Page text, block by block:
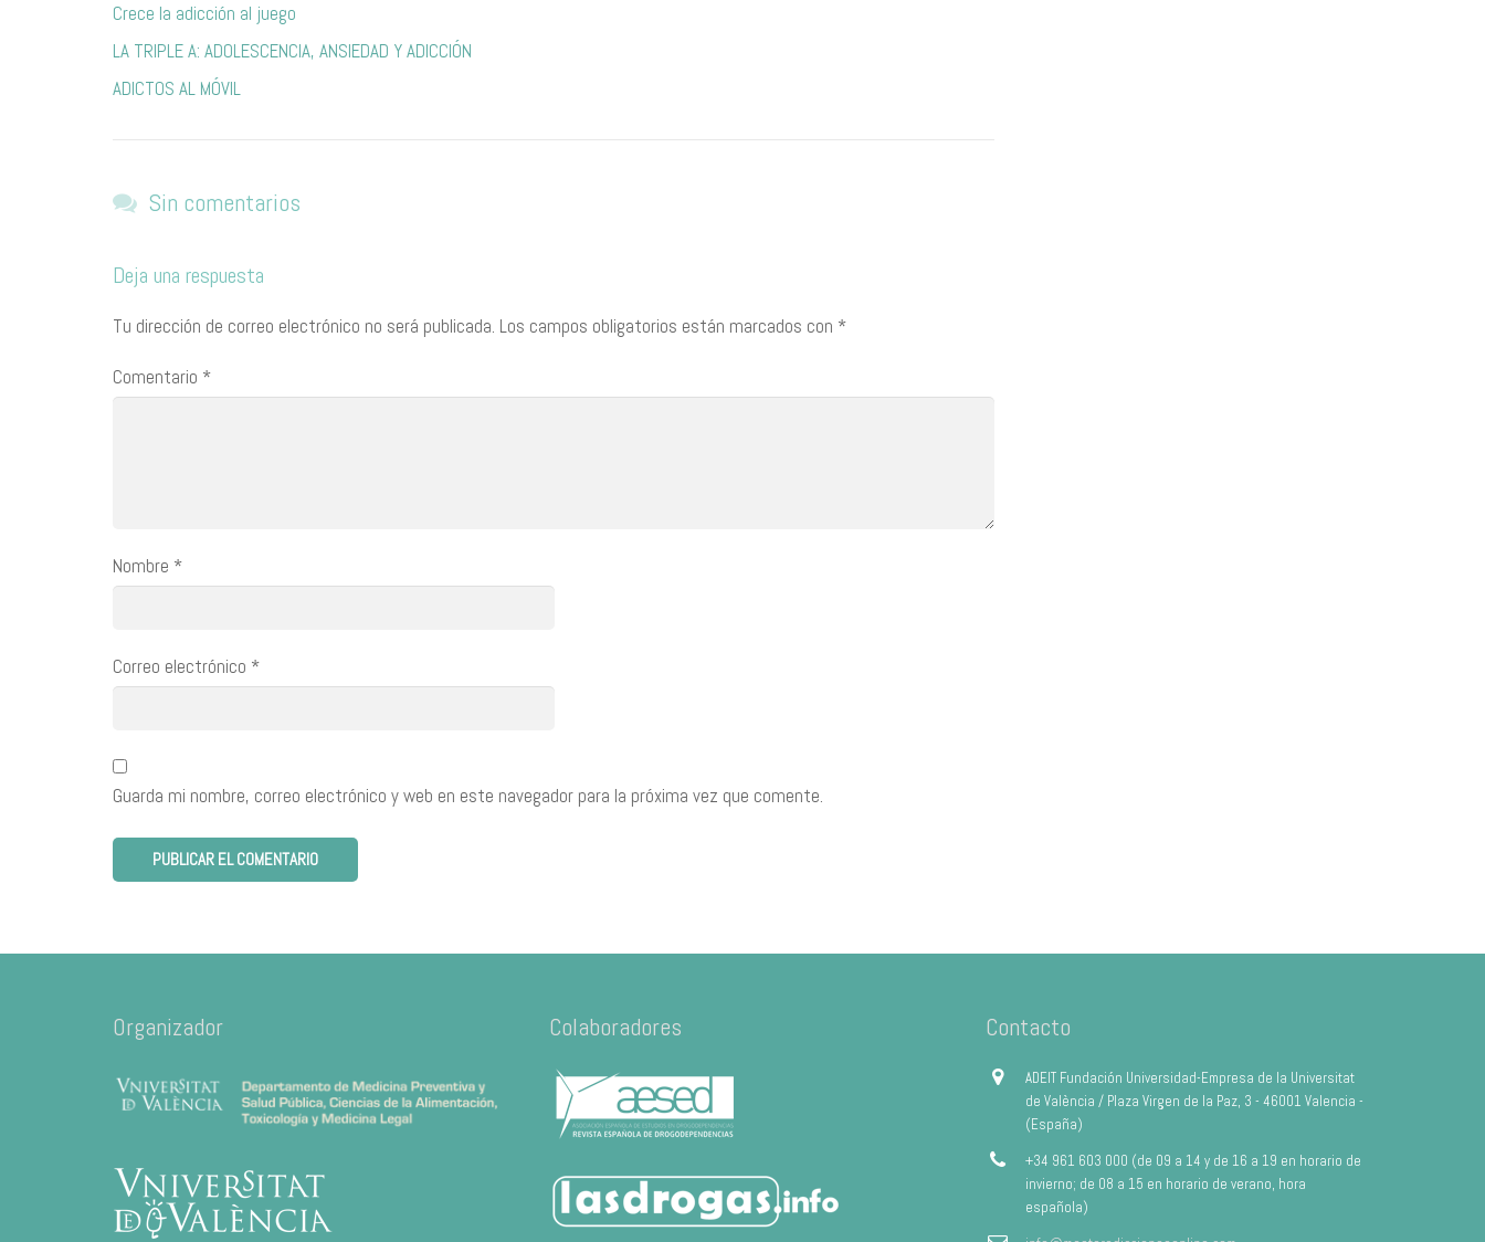
Crece la adicción al juego
LA TRIPLE A: ADOLESCENCIA, ANSIEDAD Y ADICCIÓN
ADICTOS AL MÓVIL
Sin comentarios
Deja una respuesta
Tu dirección de correo electrónico no será publicada. Los campos obligatorios están marcados con *
Comentario *
Nombre *
Correo electrónico *
Guarda mi nombre, correo electrónico y web en este navegador para la próxima vez que comente.
Organizador Colaboradores Contacto
ADEIT Fundación Universidad-Empresa de la Universitat
de València / Plaza Virgen de la Paz, 3 - 46001 Valencia -
(España)
+34 961 603 000 (de 09 a 14 y de 16 a 19 en horario de
invierno; de 08 a 15 en horario de verano, hora
española)